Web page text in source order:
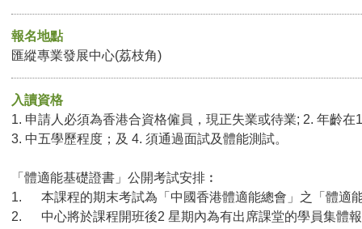
報名地點
匯縱專業發展中心(荔枝角)
入讀資格
1. 申請人必須為香港合資格僱員，現正失業或待業; 2. 年齡在
3. 中五學歷程度；及 4. 須通過面試及體能測試。
「體適能基礎證書」公開考試安排︰
1. 本課程的期末考試為「中國香港體適能總會」之「體適
2. 中心將於課程開班後2 星期內為有出席課堂的學員集體